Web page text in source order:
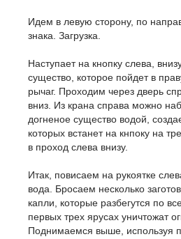
Идем в левую сторону, по
знака. Загрузка.
Наступает на кнопку слева,
существо, которое пойдет в
рычаг. Проходим через дверь
вниз. Из крана справа можно
догненое существо водой,
которых встанет на кнпоку на
в проход слева внизу.
Итак, повисаем на рукоятке
вода. Бросаем несколько
капли, которые разбегутся по
первых трех ярусах уничтожат
Поднимаемся выше, используя